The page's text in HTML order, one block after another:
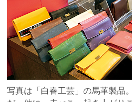
写真は「白春工芸」の馬革製品